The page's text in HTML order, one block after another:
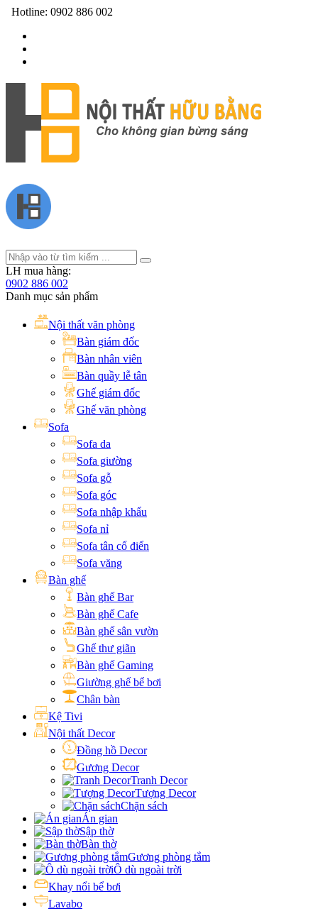
Hotline: 0902 886 002
LH mua hàng:
0902 886 002
Danh mục sản phẩm
Nội thất văn phòng
Bàn giám đốc
Bàn nhân viên
Bàn quầy lễ tân
Ghế giám đốc
Ghế văn phòng
Sofa
Sofa da
Sofa giường
Sofa gỗ
Sofa góc
Sofa nhập khẩu
Sofa nỉ
Sofa tân cổ điển
Sofa văng
Bàn ghế
Bàn ghế Bar
Bàn ghế Cafe
Bàn ghế sân vườn
Ghế thư giãn
Bàn ghế Gaming
Giường ghế bể bơi
Chân bàn
Kệ Tivi
Nội thất Decor
Đồng hồ Decor
Gương Decor
Tranh Decor
Tượng Decor
Chặn sách
Án gian
Sập thờ
Bàn thờ
Gương phòng tắm
Ô dù ngoài trời
Khay nổi bể bơi
Lavabo